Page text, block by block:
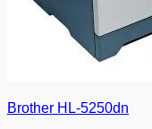
Brother HL-5250dn